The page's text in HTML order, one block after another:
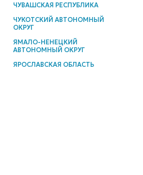
ЧУВАШСКАЯ РЕСПУБЛИКА
ЧУКОТСКИЙ АВТОНОМНЫЙ
ОКРУГ
ЯМАЛО-НЕНЕЦКИЙ
АВТОНОМНЫЙ ОКРУГ
ЯРОСЛАВСКАЯ ОБЛАСТЬ